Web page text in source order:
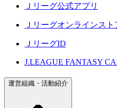
Ｊリーグ公式アプリ
Ｊリーグオンラインスト
ＪリーグID
J.LEAGUE FANTASY
運営組織・活動紹介